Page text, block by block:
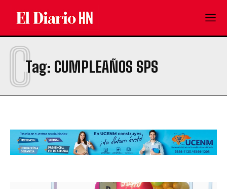
Tag: CUMPLEAÑOS SPS
C